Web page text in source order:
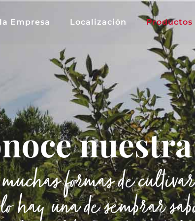
Empresa Localización Productos
formas de
hay una de sembrar